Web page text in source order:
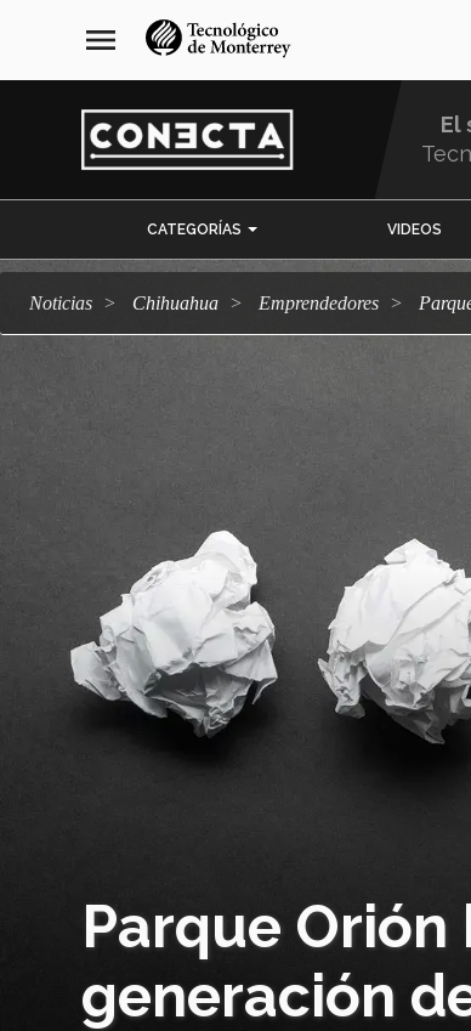
navegación
principal
menu
El
CATEGORÍAS VIDEOS
Noticias Chihuahua emprendedores
Parque
generación